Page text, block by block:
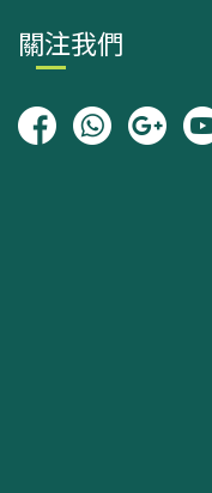
關注我們